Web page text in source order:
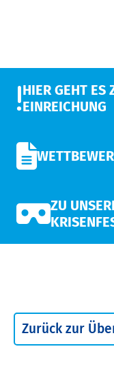
HIER GEHT ES
EINREICHUNG
ZU
Zurück zur